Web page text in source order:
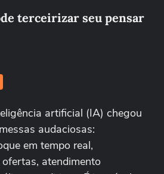
terceirizar seu pensar
artificial (IA) chegou
audaciosas:
em tempo real,
atendimento